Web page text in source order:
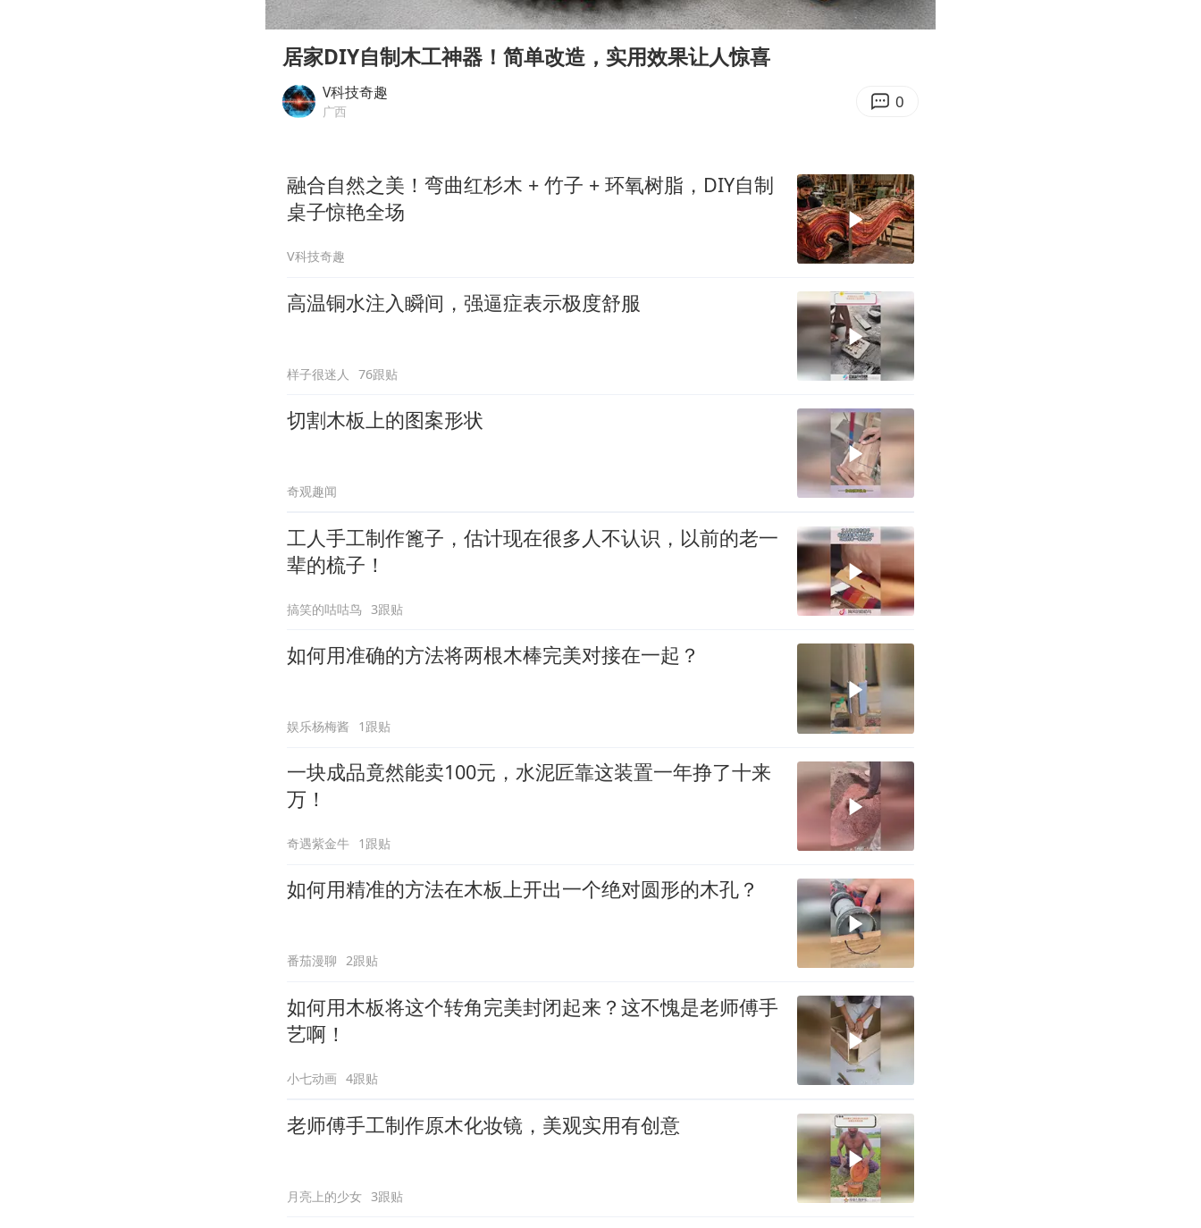
泰国校园枪击事件已致8死30余伤
老人被城管撞倒后离世亲属质疑记录仪
四川宜宾地震网友称睡觉被摇醒
Play
10:08
Enter
居家DIY自制木工神器！简单改造，实用效果让人惊喜
V科技奇趣
广西 0
融合自然之美！弯曲红杉木 + 竹子 + 环氧树脂，DIY自制
桌子惊艳全场
V科技奇趣
高温铜水注入瞬间，强逼症表示极度舒服
样子很迷人 76跟贴
切割木板上的图案形状
奇观趣闻
工人手工制作篦子，估计现在很多人不认识，以前的老一
辈的梳子！
搞笑的咕咕鸟 3跟贴
如何用准确的方法将两根木棒完美对接在一起？
娱乐杨梅酱 1跟贴
一块成品竟然能卖100元，水泥匠靠这装置一年挣了十来
万！
奇遇紫金牛 1跟贴
如何用精准的方法在木板上开出一个绝对圆形的木孔？
番茄漫聊 2跟贴
如何用木板将这个转角完美封闭起来？这不愧是老师傅手
艺啊！
小七动画 4跟贴
老师傅手工制作原木化妆镜，美观实用有创意
月亮上的少女 3跟贴